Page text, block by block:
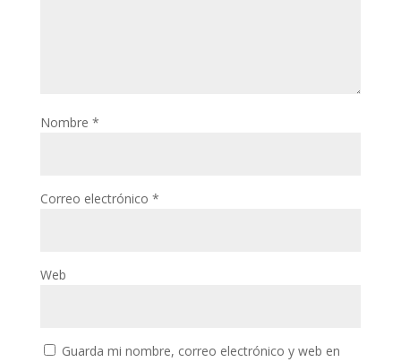
Nombre *
Correo electrónico *
Web
Guarda mi nombre, correo electrónico y web en